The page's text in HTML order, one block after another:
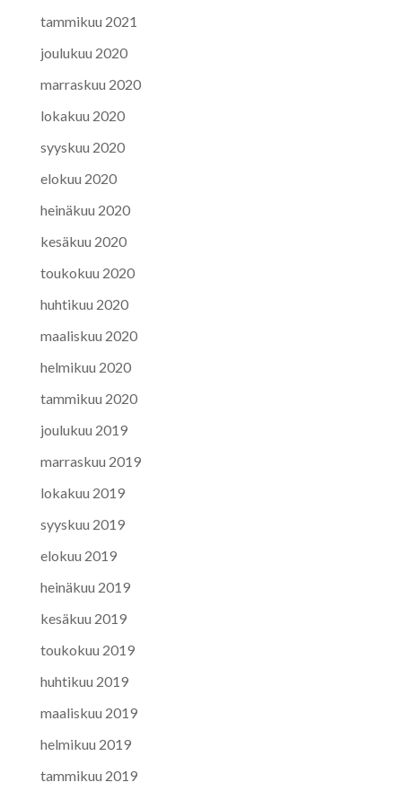
tammikuu 2021
joulukuu 2020
marraskuu 2020
lokakuu 2020
syyskuu 2020
elokuu 2020
heinäkuu 2020
kesäkuu 2020
toukokuu 2020
huhtikuu 2020
maaliskuu 2020
helmikuu 2020
tammikuu 2020
joulukuu 2019
marraskuu 2019
lokakuu 2019
syyskuu 2019
elokuu 2019
heinäkuu 2019
kesäkuu 2019
toukokuu 2019
huhtikuu 2019
maaliskuu 2019
helmikuu 2019
tammikuu 2019